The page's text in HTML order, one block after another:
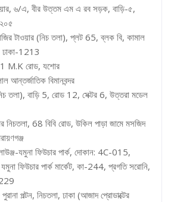
৬/এ, বীর উত্তম এম এ রব সড়ক, বাড়ি-৫,
টাওয়ার (নিচ তলা), প্লট 65, ব্লক বি, কামাল
ঢাকা-1213
M.K রোড, যশোর
আন্তর্জাতিক বিমানবন্দর
তলা), বাড়ি 5, রোড 12, সেক্টর 6, উত্তরা মডেল
নিচতলা, 68 বিবি রোড, উকিল পাড়া জামে মসজিদ
যমুনা ফিউচার পার্ক, দোকান: 4C-015,
ফিউচার পার্ক মার্কেট, কা-244, প্রগতি সরোনি,
পল্টন, নিচতলা, ঢাকা (আজাদ প্রোডাক্টের